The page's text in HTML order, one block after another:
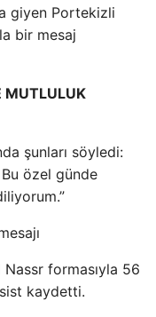
giyen Portekizli
bir mesaj
MUTLULUK
şunları söyledi:
Bu özel günde
formasıyla 56
kaydetti.